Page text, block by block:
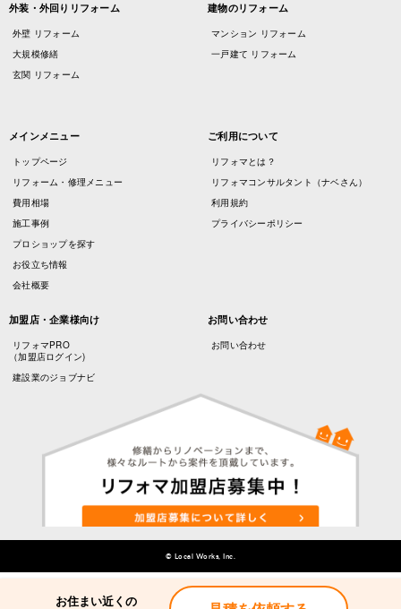
お住まい近くの
外装・外回りリフォーム
外壁 リフォーム
大規模修繕
玄関 リフォーム
建物のリフォーム
マンション リフォーム
一戸建て リフォーム
メインメニュー
トップページ
リフォーム・修理メニュー
費用相場
施工事例
プロショップを探す
お役立ち情報
会社概要
ご利用について
リフォマとは？
リフォマコンサルタント（ナベさん）
利用規約
プライバシーポリシー
加盟店・企業様向け
リフォマPRO
（加盟店ログイン)
建設業のジョブナビ
お問い合わせ
お問い合わせ
© Local Works, Inc.
お住まい近くの